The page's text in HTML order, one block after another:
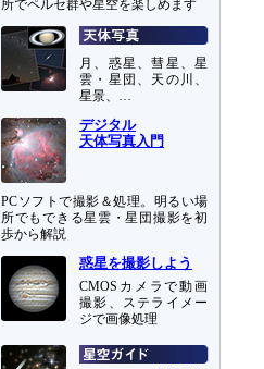
所でペルセ群や星空を楽しめます
月、惑星、彗星、星
雲・星団、天の川、
星景、…
デジタル
天体写真入門
PCソフトで撮影＆処理。明るい場
所でもできる星雲・星団撮影を初
歩から解説
惑星を撮影しよう
CMOSカメラで動画
撮影、ステライメー
ジで画像処理